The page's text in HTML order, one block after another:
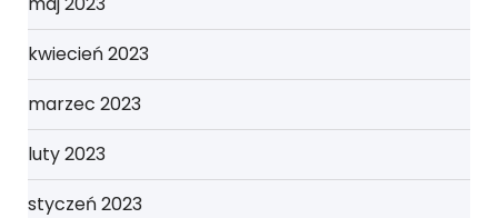
kwiecień 2023
marzec 2023
luty 2023
styczeń 2023